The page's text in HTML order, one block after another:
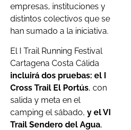
empresas, instituciones y
distintos colectivos que se
han sumado a la iniciativa.
El I Trail Running Festival
Cartagena Costa Cálida
incluirá dos pruebas: el I
Cross Trail El Portús, con
salida y meta en el
camping el sábado, y el VI
Trail Sendero del Agua,